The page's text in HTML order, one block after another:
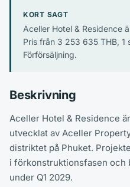
KORT SAGT
Aceller Hotel & Residence
Pris från 3 253 635 THB, 1
Förförsäljning.
Beskrivning
Aceller Hotel & Residence
utvecklat av Aceller
distriktet på Phuket.
i förkonstruktionsfasen och
under Q1 2029.